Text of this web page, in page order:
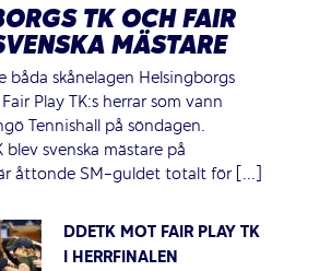
TK OCH FAIR
MÄSTARE
båda skånelagen Helsingborgs
Play TK:s herrar som vann
Tennishall på söndagen.
blev svenska mästare på
åttonde SM-guldet totalt för [...]
DDETK MOT FAIR PLAY TK
I HERRFINALEN